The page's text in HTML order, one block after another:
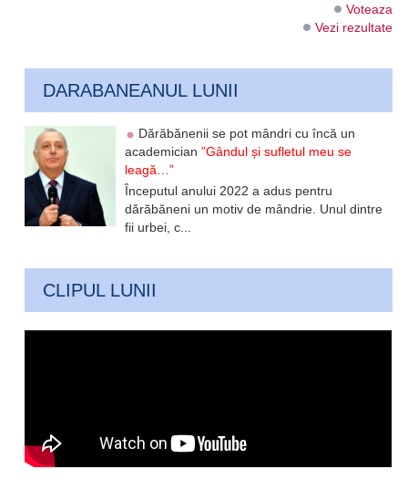
Voteaza
Vezi rezultate
DARABANEANUL LUNII
Dărăbănenii se pot mândri cu încă un
academician”Gândul și sufletul meu se
leagă…”
Începutul anului 2022 a adus pentru
dărăbăneni un motiv de mândrie. Unul dintre
fii urbei, c...
CLIPUL LUNII